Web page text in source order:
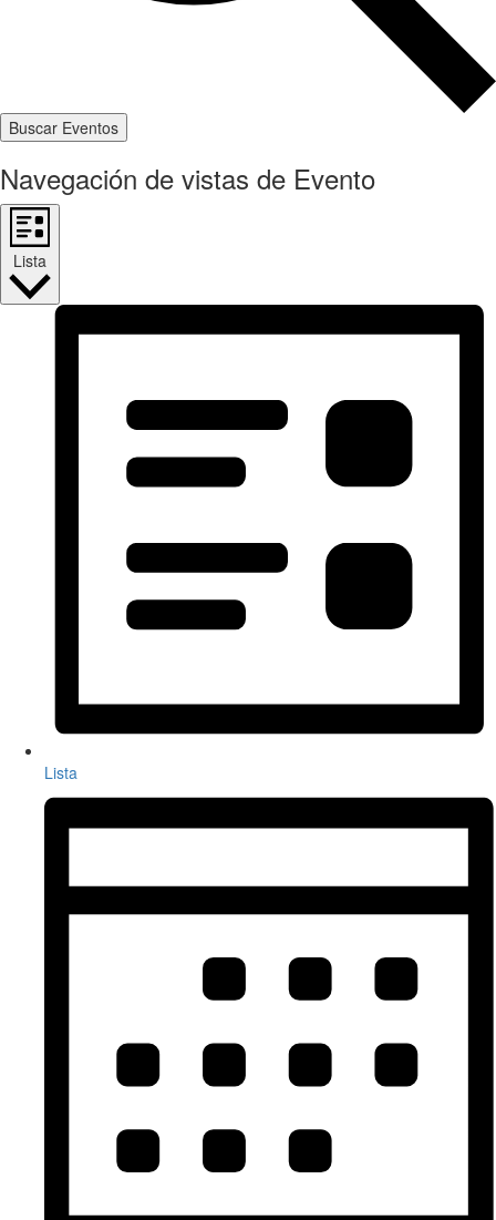
Buscar Eventos
Navegación de vistas de Evento
Lista
Lista